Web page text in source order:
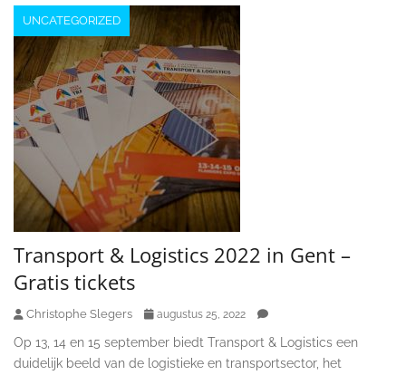
UNCATEGORIZED
Transport & Logistics 2022 in Gent –
Gratis tickets
Christophe Slegers augustus 25, 2022
Op 13, 14 en 15 september biedt Transport & Logistics een
duidelijk beeld van de logistieke en transportsector, het